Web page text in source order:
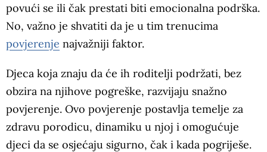
povući se ili čak prestati biti emocionalna podrška.
No, važno je shvatiti da je u tim trenucima
povjerenje najvažniji faktor.
Djeca koja znaju da će ih roditelji podržati, bez
obzira na njihove pogreške, razvijaju snažno
povjerenje. Ovo povjerenje postavlja temelje za
zdravu porodicu, dinamiku u njoj i omogućuje
djeci da se osjećaju sigurno, čak i kada pogriješe.